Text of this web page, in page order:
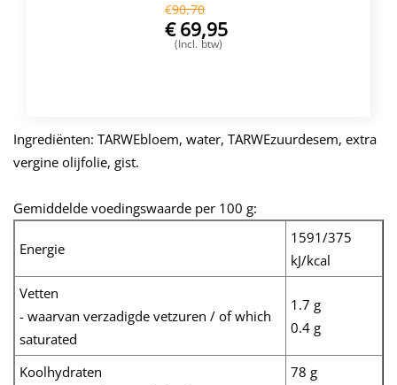
€90,70
€69,95
(Incl. btw)
Ingrediënten: TARWEbloem, water, TARWEzuurdesem, extra
vergine olijfolie, gist.
Gemiddelde voedingswaarde per 100 g:
Energie
1591/375
kJ/kcal
Vetten
- waarvan verzadigde vetzuren / of which
saturated
1.7 g
0.4 g
Koolhydraten
78 g